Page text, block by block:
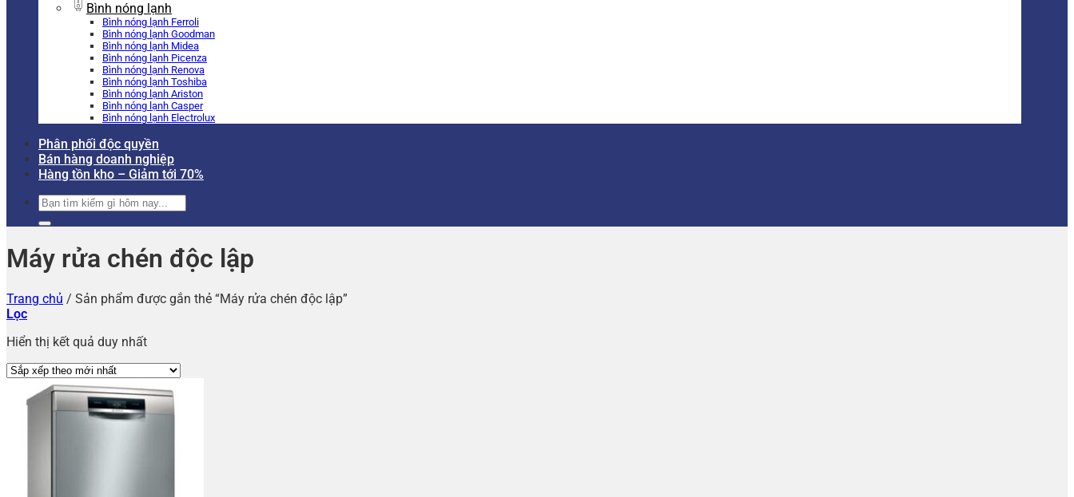
Bình nóng lạnh
Bình nóng lạnh Ferroli
Bình nóng lạnh Goodman
Bình nóng lạnh Midea
Bình nóng lạnh Picenza
Bình nóng lạnh Renova
Bình nóng lạnh Toshiba
Bình nóng lạnh Ariston
Bình nóng lạnh Casper
Bình nóng lạnh Electrolux
Phân phối độc quyền
Bán hàng doanh nghiệp
Hàng tồn kho – Giảm tới 70%
Tìm
kiếm:
Máy rửa chén độc lập
Trang chủ / Sản phẩm được gắn thẻ “Máy rửa chén độc lập”
Lọc
Hiển thị kết quả duy nhất